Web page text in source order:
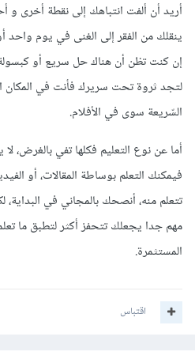
أريد أن ألفت انتباهك إلى نقطة أخرى
ينقلك من الفقر إلى الغنى في يوم واحد
إن كنت تظن أن هناك حل سريع أو
لتجد ثروة تحت سريرك فأنت في المكان
السّريعة سوى في الأفلام.
أما عن نوع التعليم فكلها تفي بالغرض،
فيمكنك التعلم بوساطة المقالات، أو
تتعلم منه، أنصحك بالمجاني في
مهم جدا يجعلك تتحفز أكثر لتطبق ما
المستثمرة.
اقتباس